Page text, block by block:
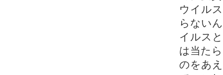
ウイル
らない
イルス
は当た
のをあ